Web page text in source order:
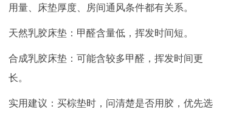
用量、床垫厚度、房间通风条件都有关系。
天然乳胶床垫：甲醛含量低，挥发时间短。
合成乳胶床垫：可能含较多甲醛，挥发时间更
长。
实用建议：买棕垫时，问清楚是否用胶，优先选